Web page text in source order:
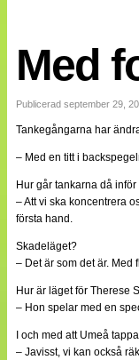
Landslaget
EM 2013
Bloggar
Lagen
Cuper
Medlemsbilder
Till klubbkassan
Split vision
Om oss
Statistik
Tipsa
Kontakt
Med
Publicerad september 29,
Tankegångarna har
– Med en titt i
Hur går tankarna då
– Att vi ska koncentrera
första hand.
Skadeläget?
– Det är som det är.
Hur är läget för Therese
– Hon spelar med en
I och med att Umeå
– Javisst, vi kan också